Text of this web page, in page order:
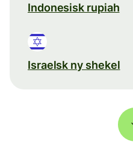
Indonesisk rupiah
Israelsk ny shekel